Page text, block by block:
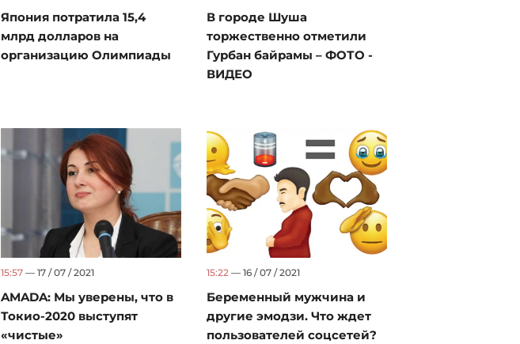
Япония потратила 15,4
млрд долларов на
организацию Олимпиады
В городе Шуша
торжественно отметили
Гурбан байрамы – ФОТО -
ВИДЕО
15:57 — 17 / 07 / 2021
AMADA: Мы уверены, что в
Токио-2020 выступят
«чистые»
15:22 — 16 / 07 / 2021
Беременный мужчина и
другие эмодзи. Что ждет
пользователей соцсетей?